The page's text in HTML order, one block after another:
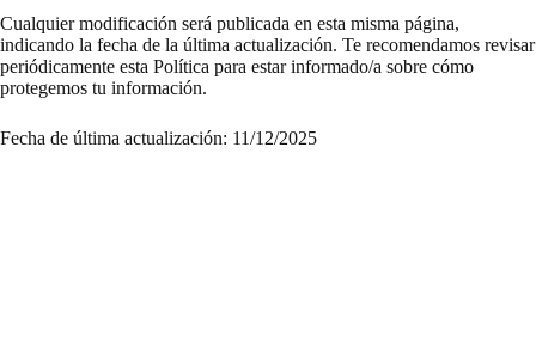
Cualquier modificación será publicada en esta misma página,
indicando la fecha de la última actualización. Te recomendamos revisar
periódicamente esta Política para estar informado/a sobre cómo
protegemos tu información.
Fecha de última actualización: 11/12/2025